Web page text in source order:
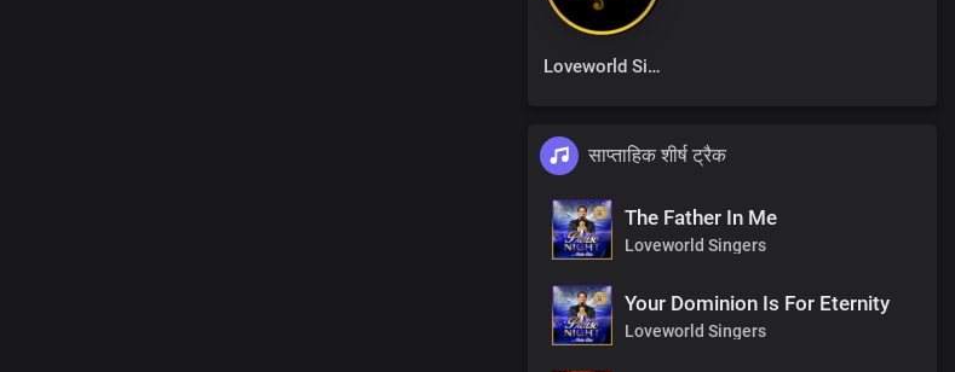
Loveworld Singers
साप्ताहिक शीर्ष ट्रैक
The Father In Me
Loveworld Singers
Your Dominion Is For Eternity
Loveworld Singers